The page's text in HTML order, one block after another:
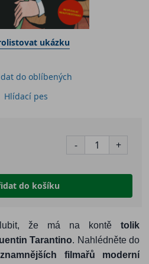
ukázku
- +
do košíku
do oblíbených
Hlídací pes
že má na kontě tolik
Tarantino. Nahlédněte do
filmařů moderní